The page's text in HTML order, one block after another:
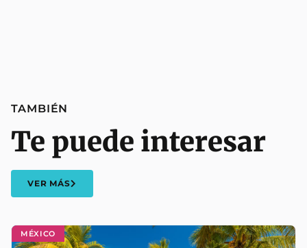
MÉXICO
TAMBIÉN
Te puede interesar
VER MÁS